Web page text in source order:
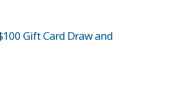
Gift Card Draw and